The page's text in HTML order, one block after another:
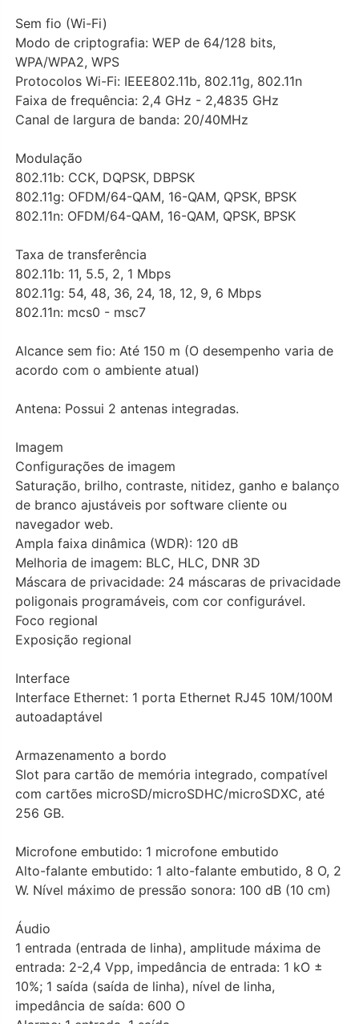
Sem fio (Wi-Fi)
Modo de criptografia: WEP de 64/128 bits,
WPA/WPA2, WPS
Protocolos Wi-Fi: IEEE802.11b, 802.11g, 802.11n
Faixa de frequência: 2,4 GHz - 2,4835 GHz
Canal de largura de banda: 20/40MHz
Modulação
802.11b: CCK, DQPSK, DBPSK
802.11g: OFDM/64-QAM, 16-QAM, QPSK, BPSK
802.11n: OFDM/64-QAM, 16-QAM, QPSK, BPSK
Taxa de transferência
802.11b: 11, 5.5, 2, 1 Mbps
802.11g: 54, 48, 36, 24, 18, 12, 9, 6 Mbps
802.11n: mcs0 - msc7
Alcance sem fio: Até 150 m (O desempenho varia de
acordo com o ambiente atual)
Antena: Possui 2 antenas integradas.
Imagem
Configurações de imagem
Saturação, brilho, contraste, nitidez, ganho e balanço
de branco ajustáveis por software cliente ou
navegador web.
Ampla faixa dinâmica (WDR): 120 dB
Melhoria de imagem: BLC, HLC, DNR 3D
Máscara de privacidade: 24 máscaras de privacidade
poligonais programáveis, com cor configurável.
Foco regional
Exposição regional
Interface
Interface Ethernet: 1 porta Ethernet RJ45 10M/100M
autoadaptável
Armazenamento a bordo
Slot para cartão de memória integrado, compatível
com cartões microSD/microSDHC/microSDXC, até
256 GB.
Microfone embutido: 1 microfone embutido
Alto-falante embutido: 1 alto-falante embutido, 8 O, 2
W. Nível máximo de pressão sonora: 100 dB (10 cm)
Áudio
1 entrada (entrada de linha), amplitude máxima de
entrada: 2-2,4 Vpp, impedância de entrada: 1 kO ±
10%; 1 saída (saída de linha), nível de linha,
impedância de saída: 600 O